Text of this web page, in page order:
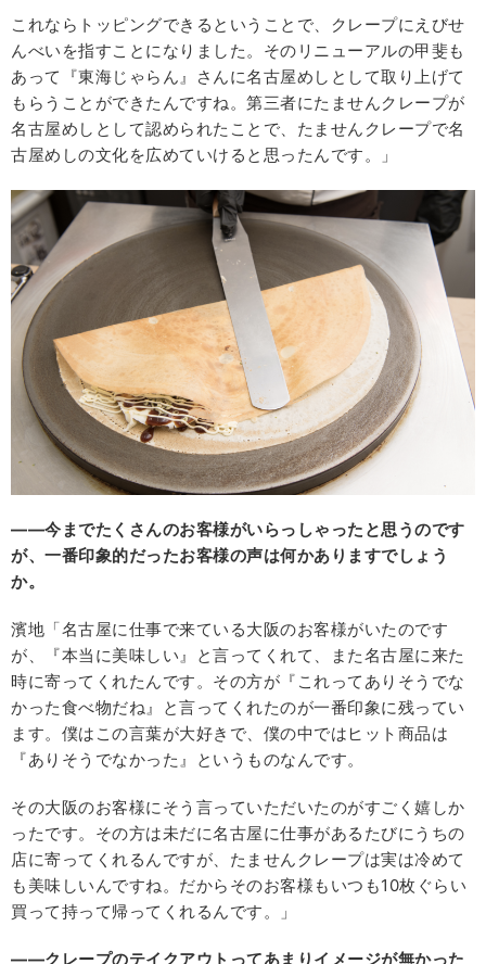
これならトッピングできるということで、クレープにえびせ
んべいを指すことになりました。そのリニューアルの甲斐も
あって『東海じゃらん』さんに名古屋めしとして取り上げて
もらうことができたんですね。第三者にたませんクレープが
名古屋めしとして認められたことで、たませんクレープで名
古屋めしの文化を広めていけると思ったんです。」
――今までたくさんのお客様がいらっしゃったと思うのです
が、一番印象的だったお客様の声は何かありますでしょう
か。
濱地「名古屋に仕事で来ている大阪のお客様がいたのです
が、『本当に美味しい』と言ってくれて、また名古屋に来た
時に寄ってくれたんです。その方が『これってありそうでな
かった食べ物だね』と言ってくれたのが一番印象に残ってい
ます。僕はこの言葉が大好きで、僕の中ではヒット商品は
『ありそうでなかった』というものなんです。
その大阪のお客様にそう言っていただいたのがすごく嬉しか
ったです。その方は未だに名古屋に仕事があるたびにうちの
店に寄ってくれるんですが、たませんクレープは実は冷めて
も美味しいんですね。だからそのお客様もいつも10枚ぐらい
買って持って帰ってくれるんです。」
――クレープのテイクアウトってあまりイメージが無かった